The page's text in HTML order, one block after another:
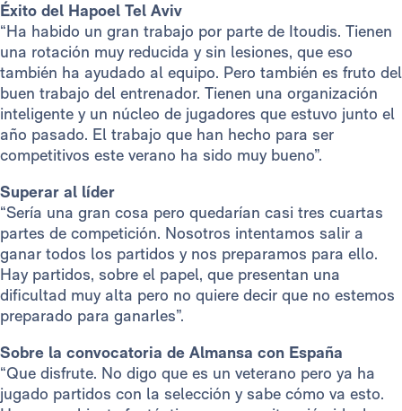
Éxito del Hapoel Tel Aviv
“Ha habido un gran trabajo por parte de Itoudis. Tienen
una rotación muy reducida y sin lesiones, que eso
también ha ayudado al equipo. Pero también es fruto del
buen trabajo del entrenador. Tienen una organización
inteligente y un núcleo de jugadores que estuvo junto el
año pasado. El trabajo que han hecho para ser
competitivos este verano ha sido muy bueno”.
Superar al líder
“Sería una gran cosa pero quedarían casi tres cuartas
partes de competición. Nosotros intentamos salir a
ganar todos los partidos y nos preparamos para ello.
Hay partidos, sobre el papel, que presentan una
dificultad muy alta pero no quiere decir que no estemos
preparado para ganarles”.
Sobre la convocatoria de Almansa con España
“Que disfrute. No digo que es un veterano pero ya ha
jugado partidos con la selección y sabe cómo va esto.